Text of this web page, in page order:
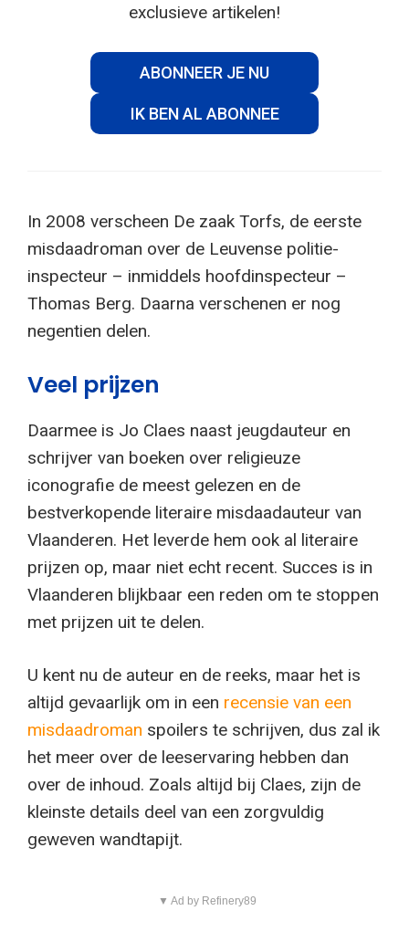
exclusieve artikelen!
ABONNEER JE NU
IK BEN AL ABONNEE
In 2008 verscheen De zaak Torfs, de eerste
misdaadroman over de Leuvense politie-
inspecteur – inmiddels hoofdinspecteur –
Thomas Berg. Daarna verschenen er nog
negentien delen.
Veel prijzen
Daarmee is Jo Claes naast jeugdauteur en
schrijver van boeken over religieuze
iconografie de meest gelezen en de
bestverkopende literaire misdaadauteur van
Vlaanderen. Het leverde hem ook al literaire
prijzen op, maar niet echt recent. Succes is in
Vlaanderen blijkbaar een reden om te stoppen
met prijzen uit te delen.
U kent nu de auteur en de reeks, maar het is
altijd gevaarlijk om in een recensie van een
misdaadroman spoilers te schrijven, dus zal ik
het meer over de leeservaring hebben dan
over de inhoud. Zoals altijd bij Claes, zijn de
kleinste details deel van een zorgvuldig
geweven wandtapijt.
▼ Ad by Refinery89